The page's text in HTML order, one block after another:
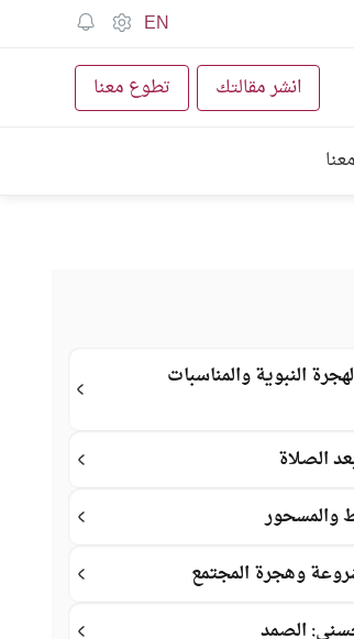
EN
انشر مقالتك تطوع معنا
النبوية والمناسبات
الصلاة
والمسحور
وهجرة المجتمع
الصمد